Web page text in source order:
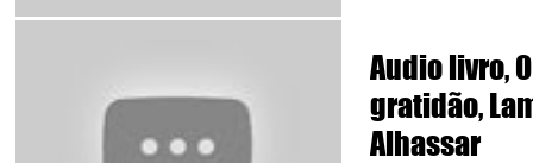
Audio livro,
gratidão,
Alhassar